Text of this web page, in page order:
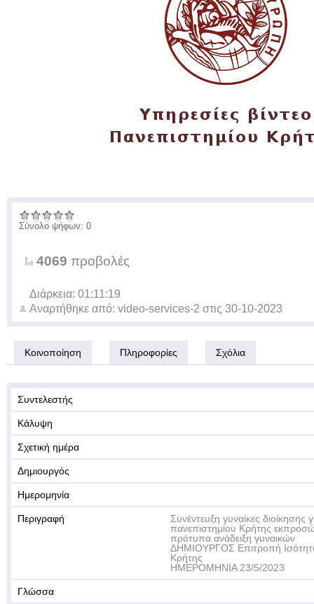
Σύνολο ψήφων: 0
4069 προβολές
Διάρκεια: 01:11:19
Αναρτήθηκε από: video-services-2 στις 30-10-2023
Κοινοποίηση Πληροφορίες Σχόλια
Συντελεστής
Κάλυψη
Σχετική ημέρα
Δημιουργός
Ημερομηνία
Περιγραφή
Συνέντευξη γυναίκες διοίκησης
πανεπιστημίου Κρήτης
πρότυπα ανάδειξη γυναικών
ΔΗΜΙΟΥΡΓΟΣ Επιτροπή
Κρήτης
ΗΜΕΡΟΜΗΝΙΑ 23/5/2023
Γλώσσα